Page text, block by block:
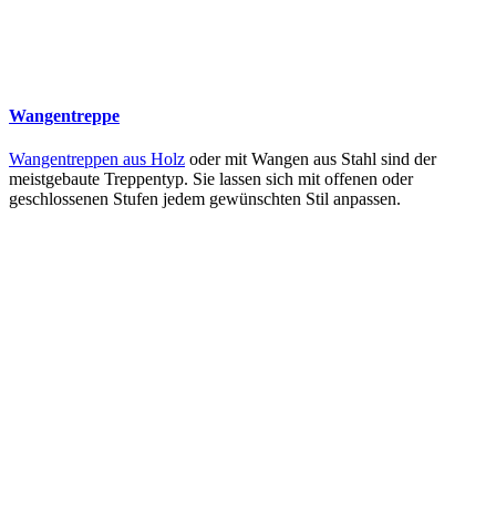
Wangentreppe
Wangentreppen aus Holz oder mit Wangen aus Stahl sind der
meistgebaute Treppentyp. Sie lassen sich mit offenen oder
geschlossenen Stufen jedem gewünschten Stil anpassen.